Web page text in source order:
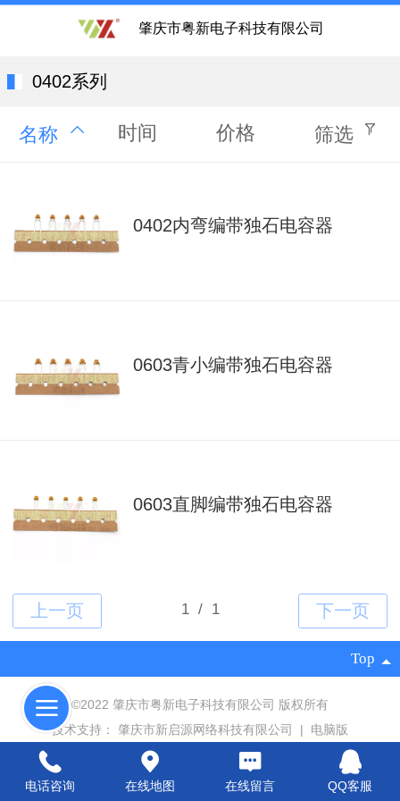
肇庆市粤新电子科技有限公司
0402系列
名称 时间 价格 筛选
0402内弯编带独石电容器
0603青小编带独石电容器
0603直脚编带独石电容器
Top
©2022 肇庆市粤新电子科技有限公司 版权所有
技术支持： 肇庆市新启源网络科技有限公司 | 电脑版
电话咨询 在线地图 在线留言 QQ客服